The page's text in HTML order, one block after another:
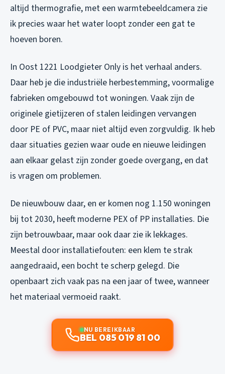
altijd thermografie, met een warmtebeeldcamera zie
ik precies waar het water loopt zonder een gat te
hoeven boren.
In Oost 1221 Loodgieter Only is het verhaal anders.
Daar heb je die industriële herbestemming, voormalige
fabrieken omgebouwd tot woningen. Vaak zijn de
originele gietijzeren of stalen leidingen vervangen
door PE of PVC, maar niet altijd even zorgvuldig. Ik heb
daar situaties gezien waar oude en nieuwe leidingen
aan elkaar gelast zijn zonder goede overgang, en dat
is vragen om problemen.
De nieuwbouw daar, en er komen nog 1.150 woningen
bij tot 2030, heeft moderne PEX of PP installaties. Die
zijn betrouwbaar, maar ook daar zie ik lekkages.
Meestal door installatiefouten: een klem te strak
aangedraaid, een bocht te scherp gelegd. Die
openbaart zich vaak pas na een jaar of twee, wanneer
het materiaal vermoeid raakt.
NU BEREIKBAAR
BEL 085 019 81 00